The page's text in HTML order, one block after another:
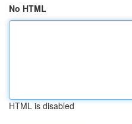
No HTML
HTML is disabled